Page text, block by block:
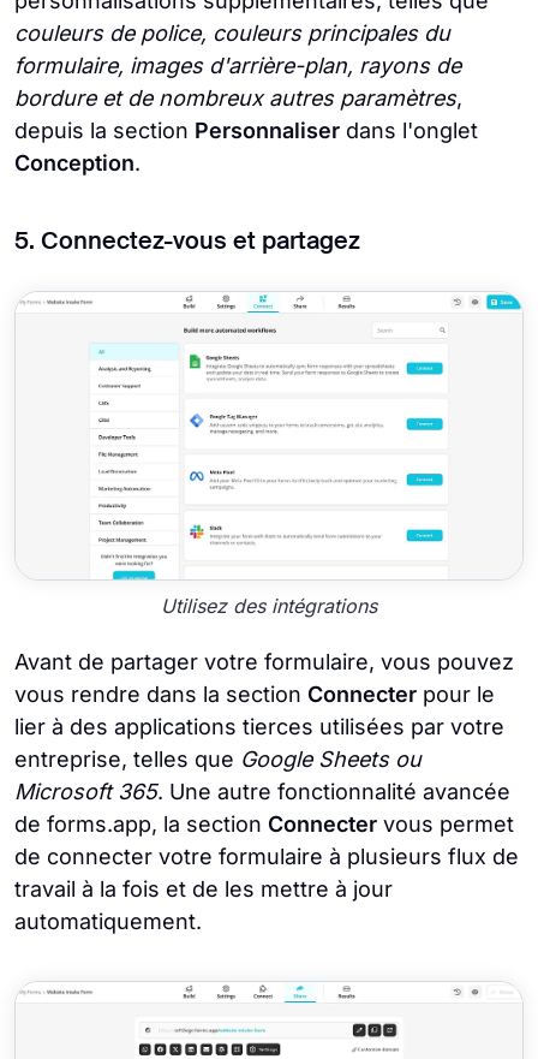
couleurs de police, couleurs principales du
formulaire, images d'arrière-plan, rayons de
bordure et de nombreux autres paramètres,
depuis la section Personnaliser dans l'onglet
Conception.
5. Connectez-vous et partagez
Utilisez des intégrations
Avant de partager votre formulaire, vous pouvez
vous rendre dans la section Connecter pour le
lier à des applications tierces utilisées par votre
entreprise, telles que Google Sheets ou
Microsoft 365. Une autre fonctionnalité avancée
de forms.app, la section Connecter vous permet
de connecter votre formulaire à plusieurs flux de
travail à la fois et de les mettre à jour
automatiquement.